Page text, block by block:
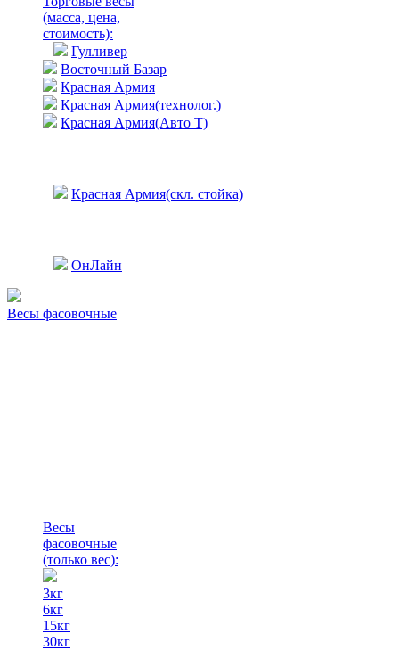
(масса, цена,
стоимость):
Гулливер
Восточный Базар
Красная Армия
Красная Армия(технолог.)
Красная Армия(Авто Т)
Красная Армия(скл. стойка)
ОнЛайн
Весы фасовочные
Весы
фасовочные
(только вес):
3кг
6кг
15кг
30кг